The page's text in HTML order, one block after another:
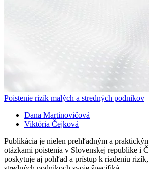
Poistenie rizík malých a stredných podnikov
Dana Martinovičová
Viktória Čejková
Publikácia je nielen prehľadným a
otázkami poistenia v Slovenskej republike i
poskytuje aj pohľad a prístup k riadeniu